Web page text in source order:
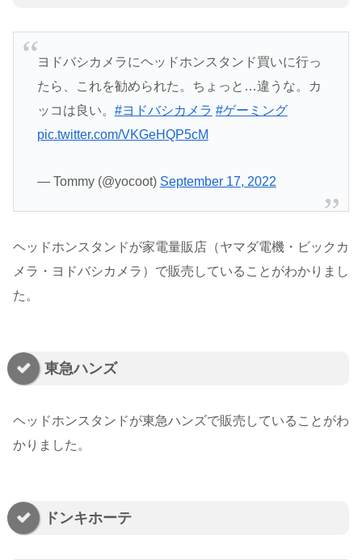
ヨドバシカメラにヘッドホンスタンド買いに行っ
たら、これを勧められた。ちょっと…違うな。カ
ッコは良い。 #ヨドバシカメラ #ゲーミング
pic.twitter.com/VKGeHQP5cM
— Tommy (@yocoot) September 17, 2022
ヘッドホンスタンドが家電量販店（ヤマダ電機・ビックカ
メラ・ヨドバシカメラ）で販売していることがわかりまし
た。
東急ハンズ
ヘッドホンスタンドが東急ハンズで販売していることがわ
かりました。
ドンキホーテ